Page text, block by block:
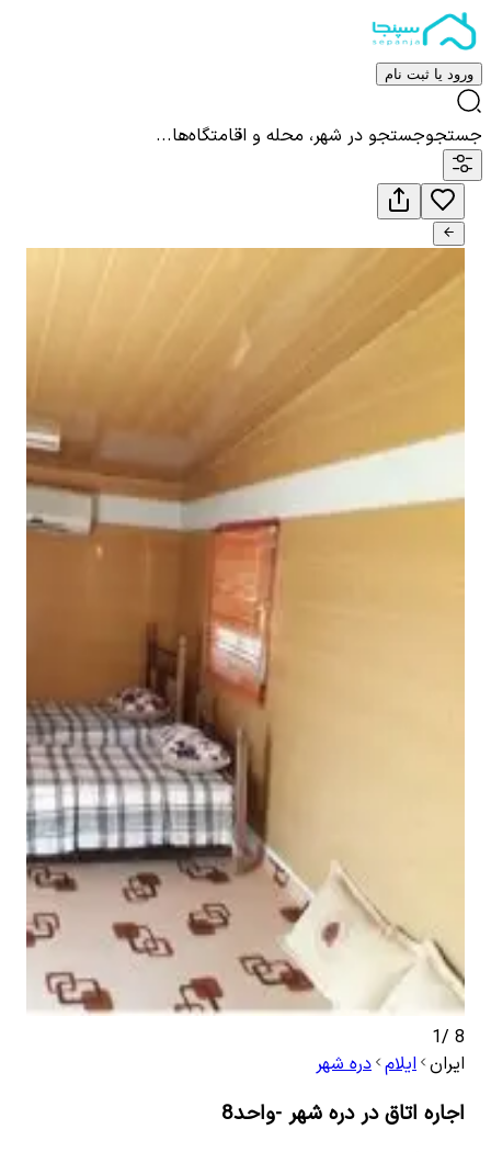
ورود یا ثبت نام
جستجوجستجو در شهر، محله و اقامتگاه‌ها...
8
/
1
ایران ایلام دره شهر
اجاره اتاق در دره شهر -واحد8